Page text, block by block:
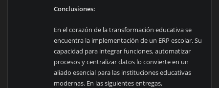
Conclusiones:
En el corazón de la transformación educativa se
encuentra la implementación de un ERP escolar. Su
capacidad para integrar funciones, automatizar
procesos y centralizar datos lo convierte en un
aliado esencial para las instituciones educativas
modernas. En las siguientes entregas,